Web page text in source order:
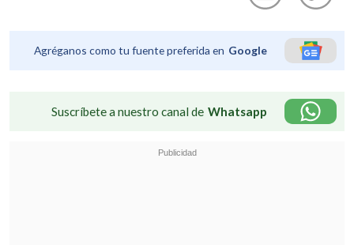
Agréganos como tu fuente preferida en Google
Suscríbete a nuestro canal de Whatsapp